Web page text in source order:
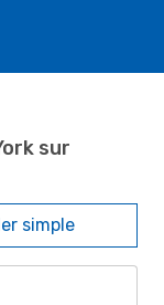
sur
simple